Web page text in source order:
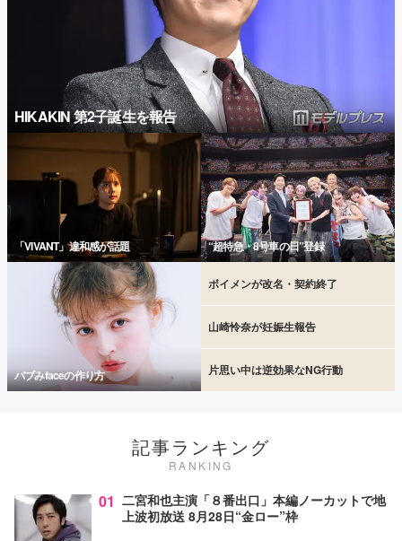
HIKAKIN 第2子誕生を報告
「VIVANT」違和感が話題 “超特急・8号車の日”登録
バブみfaceの作り方
ボイメンが改名・契約終了
山崎怜奈が妊娠生報告
片思い中は逆効果なNG行動
記事ランキング
RANKING
01 二宮和也主演「８番出口」本編ノーカットで地
上波初放送 8月28日“金ロー”枠